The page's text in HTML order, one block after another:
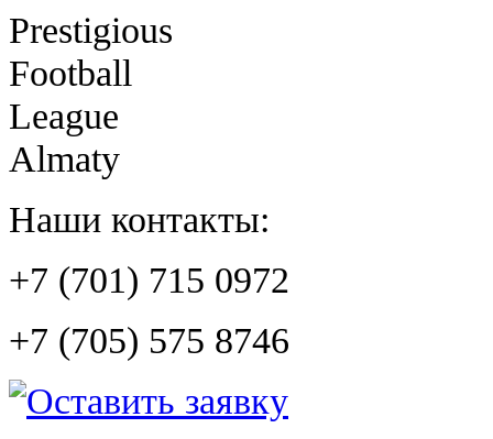
Prestigious
Football
League
Almaty
Наши контакты:
+7 (701) 715 0972
+7 (705) 575 8746